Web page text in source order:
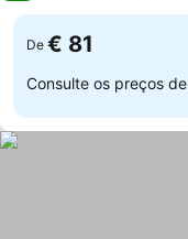
De € 81
Consulte os preços de